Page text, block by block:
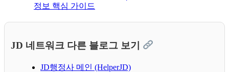
정보 핵심 가이드
JD 네트워크 다른 블로그 보기
JD행정사 메인 (HelperJD)